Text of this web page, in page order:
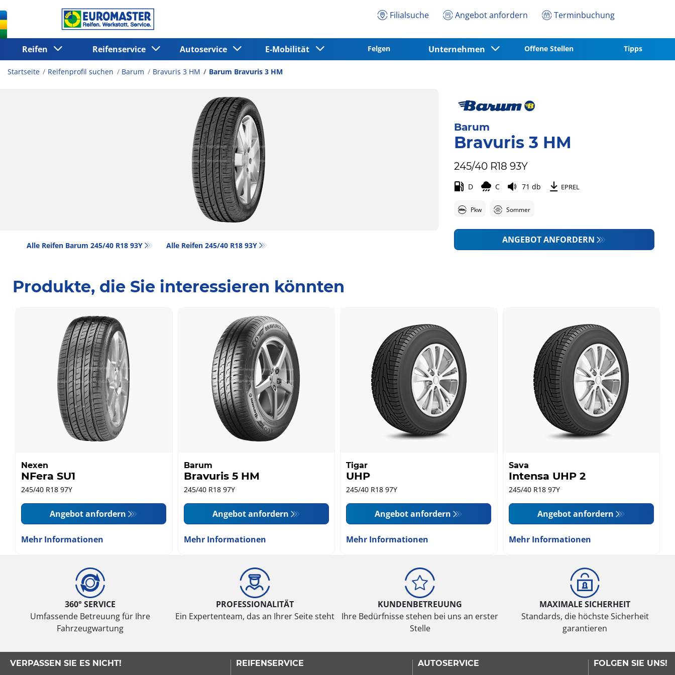
Filialsuche Angebot anfordern Terminbuchung
Reifen Reifenservice Autoservice E-Mobilität Felgen Unternehmen Offene Stellen Tipps
Startseite Reifenprofil suchen Barum Bravuris 3 HM Barum Bravuris 3 HM
Alle Reifen Barum 245/40 R18 93Y Alle Reifen‎ 245/40 R18 93Y
Barum
Bravuris 3 HM
245/40 R18 93Y
D C 71 db EPREL
Pkw Sommer
ANGEBOT ANFORDERN
Produkte, die Sie interessieren könnten
Nexen
NFera SU1
245/40 R18 97Y
Angebot anfordern
Mehr Informationen
Barum
Bravuris 5 HM
245/40 R18 97Y
Angebot anfordern
Mehr Informationen
Tigar
UHP
245/40 R18 97Y
Angebot anfordern
Mehr Informationen
Sava
Intensa UHP 2
245/40 R18 97Y
Angebot anfordern
Mehr Informationen
360° SERVICE
Umfassende Betreuung für Ihre
Fahrzeugwartung
PROFESSIONALITÄT
Ein Expertenteam, das an Ihrer Seite steht
KUNDENBETREUUNG
Ihre Bedürfnisse stehen bei uns an erster
Stelle
MAXIMALE SICHERHEIT
Standards, die höchste Sicherheit
garantieren
VERPASSEN SIE ES NICHT!
REIFENSERVICE
AUTOSERVICE
FOLGEN SIE UNS!